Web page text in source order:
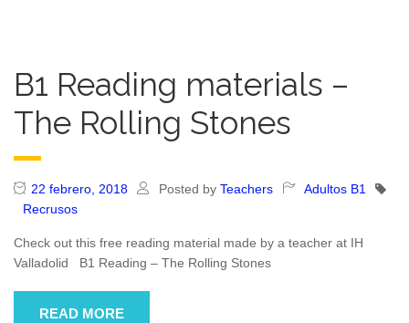
B1 Reading materials –
The Rolling Stones
22 febrero, 2018 Posted by Teachers
Adultos B1
Recrusos
Check out this free reading material made by a teacher at IH
Valladolid B1 Reading – The Rolling Stones
READ MORE